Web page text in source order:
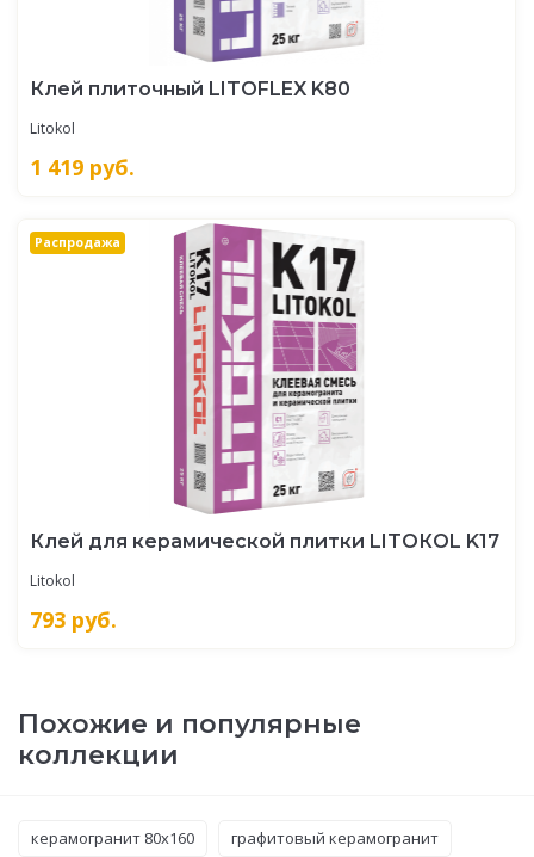
Клей плиточный LITOFLEX K80
Litokol
1 419 руб.
Распродажа
Клей для керамической плитки LITOКOL K17
Litokol
793 руб.
Похожие и популярные
коллекции
керамогранит 80x160 графитовый керамогранит